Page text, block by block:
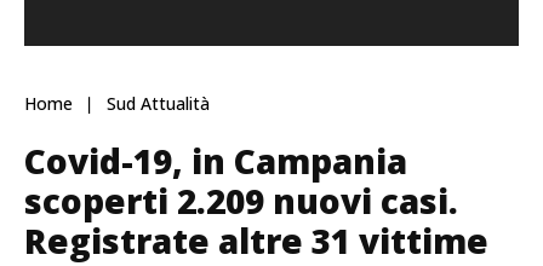
Home Sud Attualità
Covid-19, in Campania
scoperti 2.209 nuovi casi.
Registrate altre 31 vittime